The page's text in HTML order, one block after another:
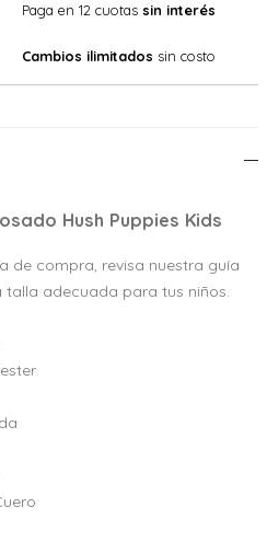
Paga en 12 cuotas sin interés
Cambios ilimitados sin costo
Hush Puppies Kids
de compra, revisa nuestra guía
adecuada para tus niños.